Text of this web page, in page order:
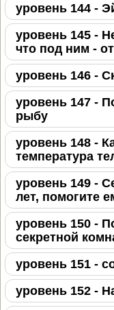
уровень 144 -
уровень 145 -
что под ним -
уровень 146 -
уровень 147 -
рыбу
уровень 148 -
температура
уровень 149 -
лет, помогите
уровень 150 -
секретной
уровень 151 -
уровень 152 -